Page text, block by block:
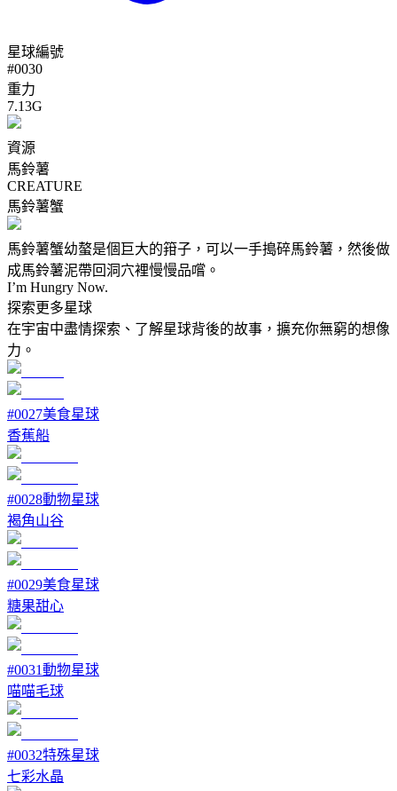
星球編號
#0030
重力
7.13G
資源
馬鈴薯
CREATURE
馬鈴薯蟹
馬鈴薯蟹幼螯是個巨大的箝子，可以一手搗碎馬鈴薯，然後做
成馬鈴薯泥帶回洞穴裡慢慢品嚐。
I’m Hungry Now.
探索更多星球
在宇宙中盡情探索、了解星球背後的故事，擴充你無窮的想像
力。
#0027美食星球
香蕉船
#0028動物星球
褐角山谷
#0029美食星球
糖果甜心
#0031動物星球
喵喵毛球
#0032特殊星球
七彩水晶